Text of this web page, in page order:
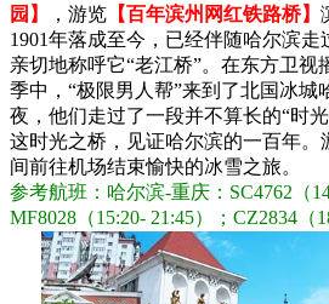
园】
，游览 【百年滨州网红铁路桥】
1901年落成至今，已经伴随哈尔滨
亲切地称呼它“老江桥”。在东方卫视
季中，“极限男人帮”来到了北国冰城
夜，他们走过了一段并不算长的“时
这时光之桥，见证哈尔滨的一百年。
间前往机场结束愉快的冰雪之旅。
参考航班：哈尔滨-重庆：SC4762（
MF8028（15:20- 21:45）；CZ2834（